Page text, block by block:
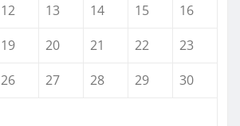
12 13 14 15
16
19 20 21 22
23
26 27 28 29
30